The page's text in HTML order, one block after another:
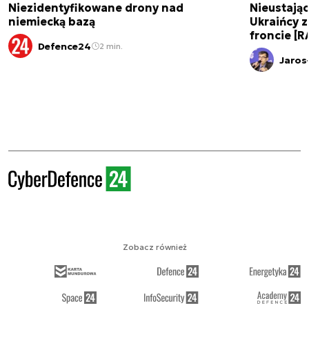
Niezidentyfikowane drony nad
niemiecką bazą
Defence24 2 min.
Ukraińcy
froncie
Zobacz również